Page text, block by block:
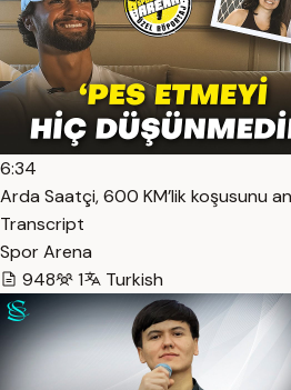
6:34
Arda Saatçi, 600 KM’lik koşusunu
Transcript
Spor Arena
948
1 Turkish